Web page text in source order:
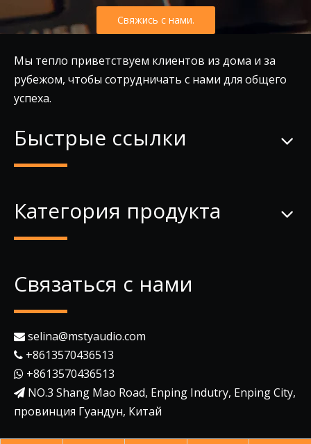
Свяжись с нами.
Мы тепло приветствуем клиентов из дома и за
рубежом, чтобы сотрудничать с нами для общего
успеха.
Быстрые ссылки
Категория продукта
Связаться с нами
 selina@mstyaudio.com
 +8613570436513
 +8613570436513
 NO.3 Shang Mao Road, Enping Indutry, Enping City,
провинция Гуандун, Китай